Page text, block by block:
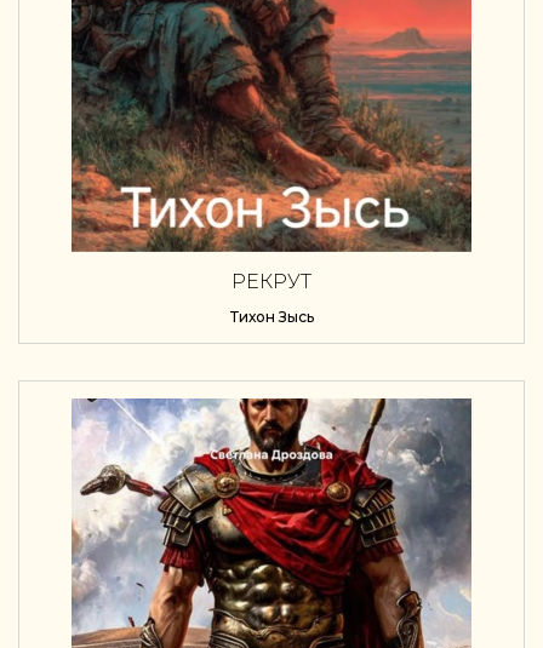
РЕКРУТ
Тихон Зысь